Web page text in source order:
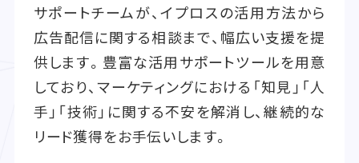
サポートチームが、イプロスの活用方法から
広告配信に関する相談まで、幅広い支援を提
供します。豊富な活用サポートツールを用意
しており、マーケティングにおける「知見」「人
手」「技術」に関する不安を解消し、継続的な
リード獲得をお手伝いします。